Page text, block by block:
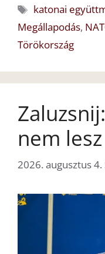
Címkék
katonai
Megállapodás,
Törökország
nem
2026. augusztus 4.